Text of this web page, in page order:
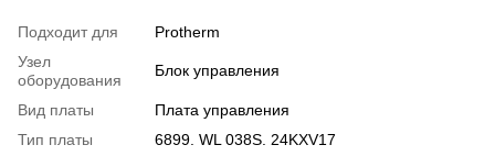
Подходит для
Protherm
Узел
оборудования
Блок управления
Вид платы
Плата управления
Тип платы
6899. WL 038S. 24KXV17